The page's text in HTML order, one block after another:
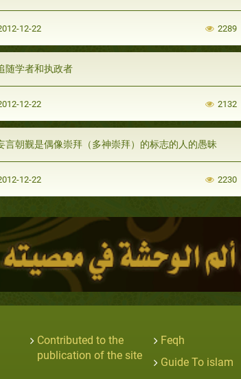
12-22 2289
随学者和执政者
12-22 2132
言朝觐是偶像崇拜（多神崇拜）的标志的人的愚昧
12-22 2230
Contributed to the
publication of the site
Feqh
Guide To islam